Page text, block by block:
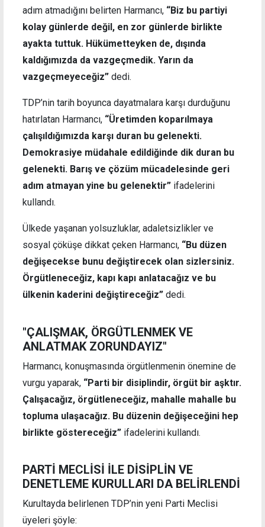
adım atmadığını belirten Harmancı, “Biz bu partiyi
kolay günlerde değil, en zor günlerde birlikte
ayakta tuttuk. Hükümetteyken de, dışında
kaldığımızda da vazgeçmedik. Yarın da
vazgeçmeyeceğiz” dedi.
TDP’nin tarih boyunca dayatmalara karşı durduğunu
hatırlatan Harmancı, “Üretimden koparılmaya
çalışıldığımızda karşı duran bu gelenekti.
Demokrasiye müdahale edildiğinde dik duran bu
gelenekti. Barış ve çözüm mücadelesinde geri
adım atmayan yine bu gelenektir” ifadelerini
kullandı.
Ülkede yaşanan yolsuzluklar, adaletsizlikler ve
sosyal çöküşe dikkat çeken Harmancı, “Bu düzen
değişecekse bunu değiştirecek olan sizlersiniz.
Örgütleneceğiz, kapı kapı anlatacağız ve bu
ülkenin kaderini değiştireceğiz” dedi.
"ÇALIŞMAK, ÖRGÜTLENMEK VE
ANLATMAK ZORUNDAYIZ"
Harmancı, konuşmasında örgütlenmenin önemine de
vurgu yaparak, “Parti bir disiplindir, örgüt bir aşktır.
Çalışacağız, örgütleneceğiz, mahalle mahalle bu
topluma ulaşacağız. Bu düzenin değişeceğini hep
birlikte göstereceğiz” ifadelerini kullandı.
PARTİ MECLİSİ İLE DİSİPLİN VE
DENETLEME KURULLARI DA BELİRLENDİ
Kurultayda belirlenen TDP’nin yeni Parti Meclisi
üyeleri şöyle: